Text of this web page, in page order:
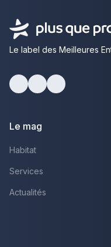
Le label des Meilleures
Le mag
Habitat
Services
Actualités